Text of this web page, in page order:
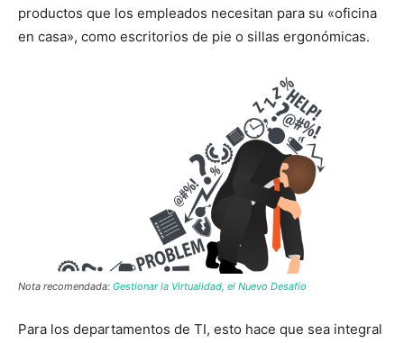
productos que los empleados necesitan para su «oficina
en casa», como escritorios de pie o sillas ergonómicas.
Nota recomendada: Gestionar la Virtualidad, el Nuevo Desafío
Para los departamentos de TI, esto hace que sea integral